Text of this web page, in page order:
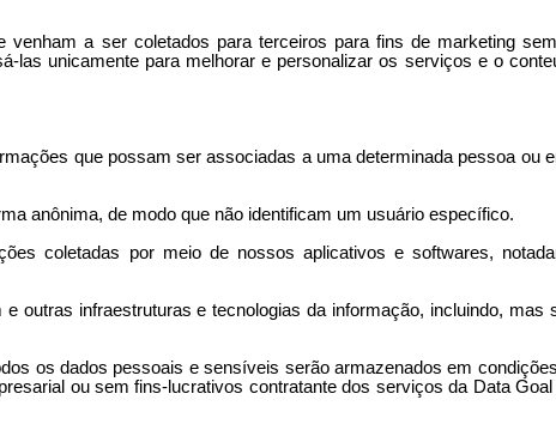
a ser coletados para terceiros para fins de marketing
las unicamente para melhorar e personalizar os serviços e o
que possam ser associadas a uma determinada pessoa ou
anônima, de modo que não identificam um usuário específico.
coletadas por meio de nossos aplicativos e softwares,
infraestruturas e tecnologias da informação, incluindo,
os dados pessoais e sensíveis serão armazenados em
ou sem fins-lucrativos contratante dos serviços da Data Goal